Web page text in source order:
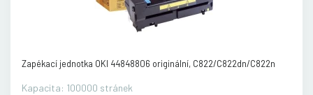
Zapékací jednotka OKI 44848806 originální, C822/C822dn/C822n
Kapacita: 100000 stránek